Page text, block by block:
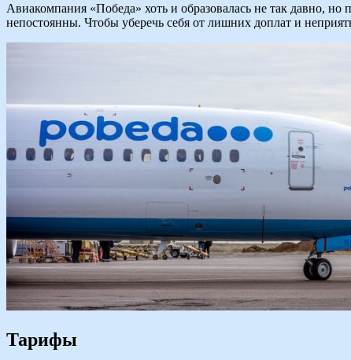
Авиакомпания «Победа» хоть и образовалась не так давно,
непостоянны. Чтобы уберечь себя от лишних доплат и
Тарифы